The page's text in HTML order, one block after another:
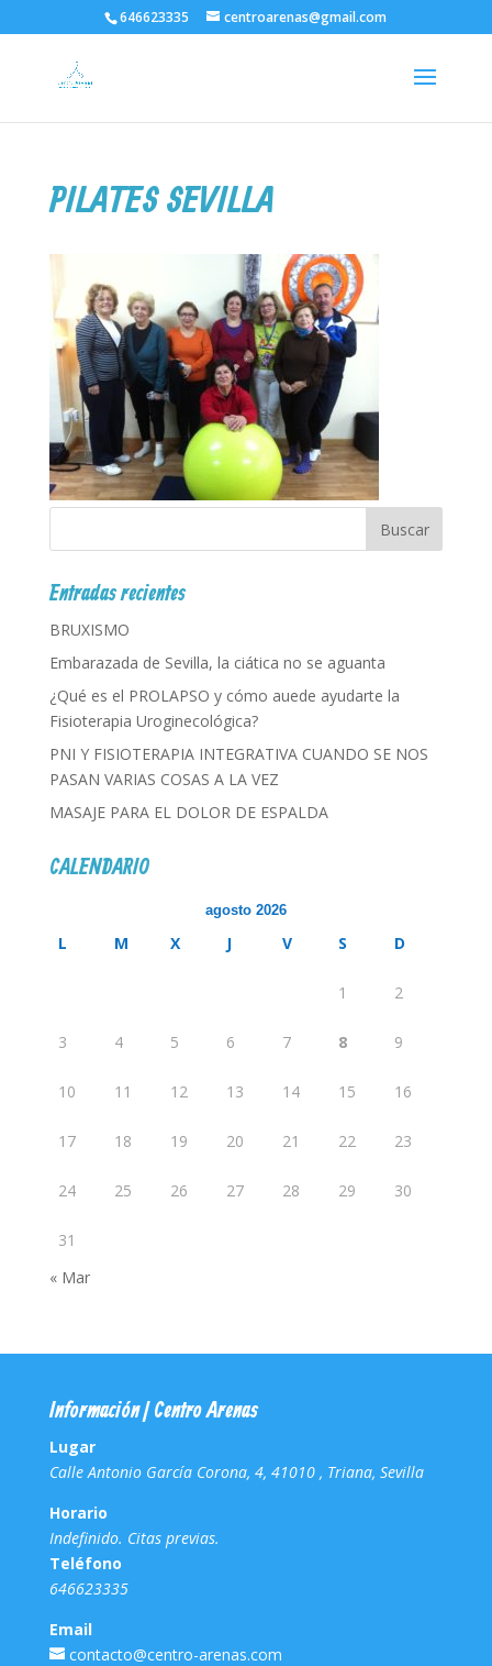
646623335 centroarenas@gmail.com
PILATES SEVILLA
Entradas recientes
BRUXISMO
Embarazada de Sevilla, la ciática no se aguanta
¿Qué es el PROLAPSO y cómo auede ayudarte la
Fisioterapia Uroginecológica?
PNI Y FISIOTERAPIA INTEGRATIVA CUANDO SE NOS
PASAN VARIAS COSAS A LA VEZ
MASAJE PARA EL DOLOR DE ESPALDA
CALENDARIO
agosto 2026
L M X J V S D
1 2
3 4 5 6 7 8 9
10 11 12 13 14 15 16
17 18 19 20 21 22 23
24 25 26 27 28 29 30
31
« Mar
Información | Centro Arenas
Lugar
Calle Antonio García Corona, 4, 41010 , Triana, Sevilla
Horario
Indefinido. Citas previas.
Teléfono
646623335
Email
contacto@centro-arenas.com